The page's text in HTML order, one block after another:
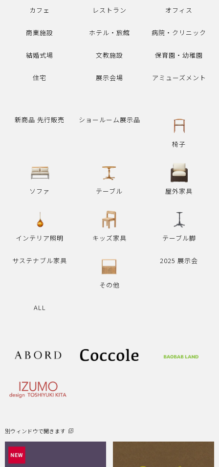
カフェ レストラン オフィス
商業施設 ホテル・旅館 病院・クリニック
結婚式場 文教施設 保育園・幼稚園
住宅 展示会場 アミューズメント
新商品 先行販売 ショールーム展示品
椅子
ソファ テーブル 屋外家具
インテリア照明 キッズ家具 テーブル脚
サステナブル家具
その他
2025 展示会
ALL
別ウィンドウで開きます